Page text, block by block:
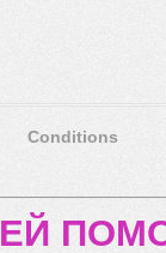
Conditions